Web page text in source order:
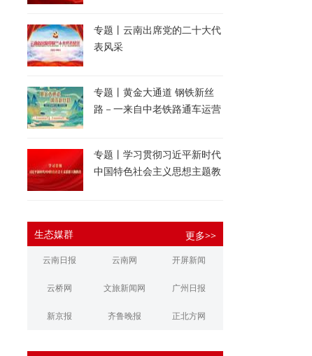
专题丨云南出席党的二十大代
表风采
专题丨黄金大通道 钢铁新丝
路－一来自中老铁路通车运营
专题丨学习贯彻习近平新时代
中国特色社会主义思想主题教
生态媒群 更多>>
云南日报 云南网 开屏新闻
云桥网 文旅新闻网 广州日报
新京报 齐鲁晚报 正北方网